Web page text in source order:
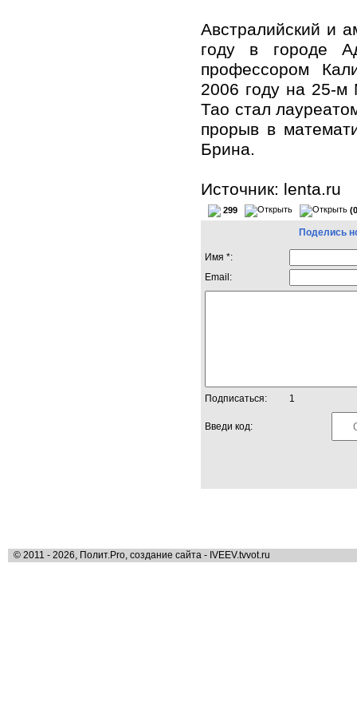
Австралийский и
году в городе
профессором
2006 году на 25-м
Тао стал
прорыв в
Брина.
Источник: lenta.ru
299
Поделись
Имя *:
Email:
Подписаться: 1
Введи код:
© 2011 - 2026, Полит.Pro, создание сайта - IVEEV.tvvot.ru